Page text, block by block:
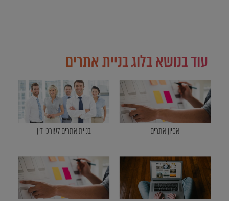
עוד בנושא בלוג בניית אתרים
אפיון אתרים בניית אתרים לעורכי דין